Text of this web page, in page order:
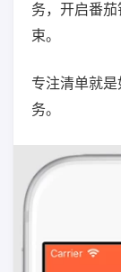
务，开启番
束。
专注清单就
务。